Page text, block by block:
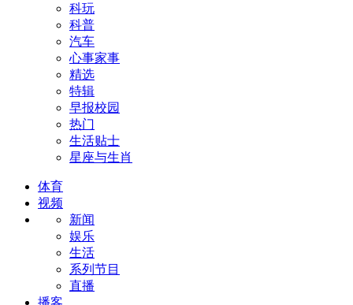
科玩
科普
汽车
心事家事
精选
特辑
早报校园
热门
生活贴士
星座与生肖
体育
视频
新闻
娱乐
生活
系列节目
直播